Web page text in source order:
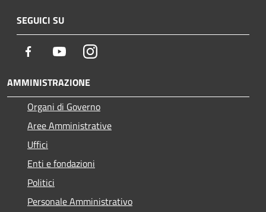
SEGUICI SU
Facebook YoutubeInstagram
AMMINISTRAZIONE
Organi di Governo
Aree Amministrative
Uffici
Enti e fondazioni
Politici
Personale Amministrativo